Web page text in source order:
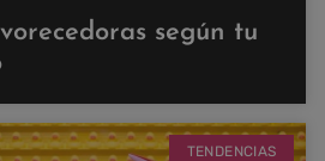
según tu
TENDENCIAS